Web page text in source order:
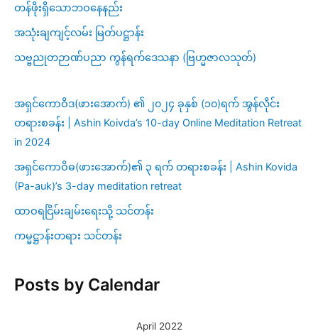
တန်ဖိုးရှိသောဘဝနေနည်း
အသုံးချကျင့်လမ်း မြတ်ပဋ္ဌာန်း
သဗ္ဗညုတဉာဏ်ပညာ ကွန်ရက်ဒေသနာ (ဗြဟ္မဇာလသုတ်)
အရှင်ကောဝိဒ(ဖားအောက်) ၏ ၂၀၂၄ ခုနှစ် (၁၀)ရက် အွန်လိုင်း
တရားစခန်း | Ashin Koivda’s 10-day Online Meditation Retreat
in 2024
အရှင်ကောဝိဓ(ဖားအောက်)၏ ၃ ရက် တရားစခန်း | Ashin Kovida
(Pa-auk)’s 3-day meditation retreat
ထာဝရငြိမ်းချမ်းရေးသို့ သင်တန်း
ကမ္မဋ္ဌာန်းတရား သင်တန်း
Posts by Calendar
April 2022